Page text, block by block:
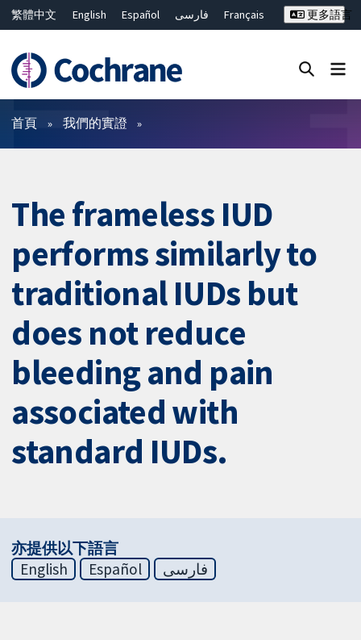
繁體中文 English Español فارسی
Français
ไทย
简体中文
更多語言
篩選條件
首頁 我們的實證
The frameless IUD
performs similarly to
traditional IUDs but
does not reduce
bleeding and pain
associated with
standard IUDs.
亦提供以下語言
English
Español فارسی